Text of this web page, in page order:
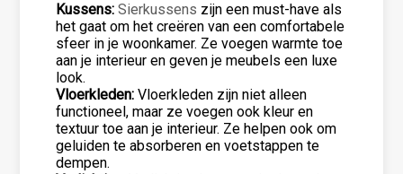
Kussens: Sierkussens zijn een must-have als
het gaat om het creëren van een comfortabele
sfeer in je woonkamer. Ze voegen warmte toe
aan je interieur en geven je meubels een luxe
look.
Vloerkleden: Vloerkleden zijn niet alleen
functioneel, maar ze voegen ook kleur en
textuur toe aan je interieur. Ze helpen ook om
geluiden te absorberen en voetstappen te
dempen.